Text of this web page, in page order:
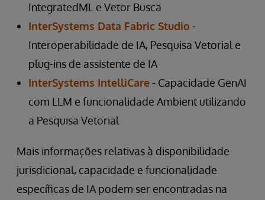
IntegratedML e Vetor Busca
InterSystems Data Fabric Studio -
Interoperabilidade de IA, Pesquisa Vetorial e
plug-ins de assistente de IA
InterSystems IntelliCare- Capacidade GenAI
com LLM e funcionalidade Ambient utilizando
a Pesquisa Vetorial
Mais informações relativas à disponibilidade
jurisdicional, capacidade e funcionalidade
específicas de IA podem ser encontradas na